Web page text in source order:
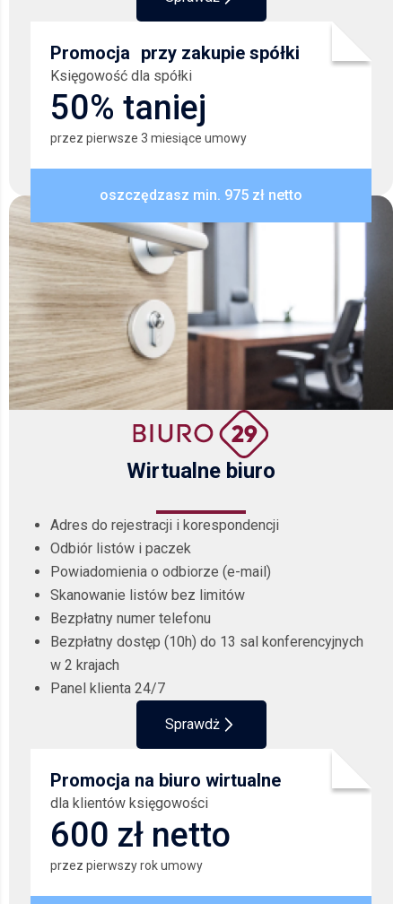
Promocja przy zakupie spółki
Księgowość dla spółki
50% taniej
przez pierwsze 3 miesiące umowy
oszczędzasz min. 975 zł netto
Wirtualne biuro
Adres do rejestracji i korespondencji
Odbiór listów i paczek
Powiadomienia o odbiorze (e-mail)
Skanowanie listów bez limitów
Bezpłatny numer telefonu
Bezpłatny dostęp (10h) do 13 sal konferencyjnych
w 2 krajach
Panel klienta 24/7
Sprawdż
Promocja na biuro wirtualne
dla klientów księgowości
600 zł netto
przez pierwszy rok umowy